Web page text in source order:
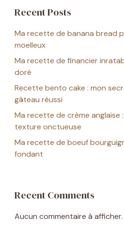
Recent Posts
Ma recette de banana bread
moelleux
Ma recette de financier
doré
Recette bento cake : mon
gâteau réussi
Ma recette de crème anglaise
texture onctueuse
Ma recette de boeuf
fondant
Recent Comments
Aucun commentaire à afficher.